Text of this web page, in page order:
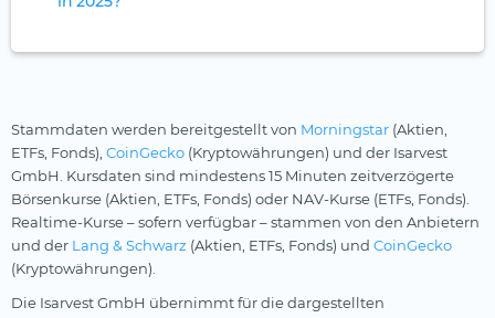
Stammdaten werden bereitgestellt von Morningstar (Aktien,
ETFs, Fonds), CoinGecko (Kryptowährungen) und der Isarvest
GmbH. Kursdaten sind mindestens 15 Minuten zeitverzögerte
Börsenkurse (Aktien, ETFs, Fonds) oder NAV-Kurse (ETFs, Fonds).
Realtime-Kurse – sofern verfügbar – stammen von den Anbietern
und der Lang & Schwarz (Aktien, ETFs, Fonds) und CoinGecko
(Kryptowährungen).
Die Isarvest GmbH übernimmt für die dargestellten